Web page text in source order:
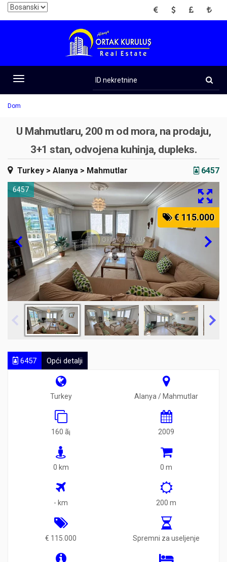
EUR USD GBP TRY
Toggle
navigation
nekretnine
Dom
U Mahmutlaru, 200 m od mora, na prodaju,
3+1 stan, odvojena kuhinja, dupleks.
Turkey > Alanya > Mahmutlar 6457
6457
€ 115.000
6457 Opći detalji
Turkey Alanya / Mahmutlar
160 ã¡ 2009
0 km 0 m
- km 200 m
€ 115.000 Spremni za useljenje